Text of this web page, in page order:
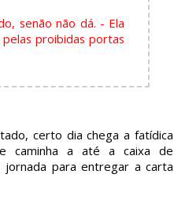
senão não dá. - Ela
proibidas portas
certo dia chega a fatídica
caminha a até a caixa de
para entregar a carta